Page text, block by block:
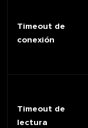
Timeout de
conexión
Timeout de
lectura